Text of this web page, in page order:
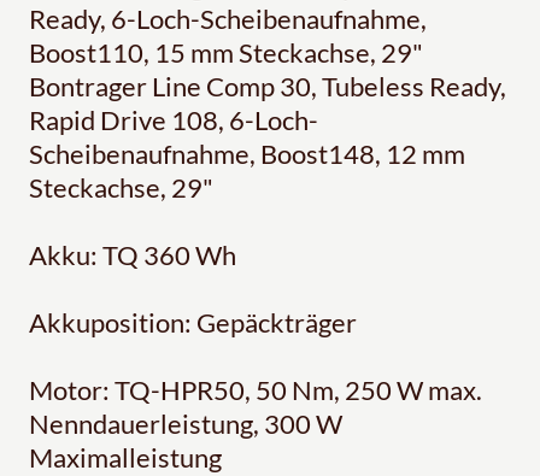
Ready, 6-Loch-Scheibenaufnahme,
Boost110, 15 mm Steckachse, 29"
Bontrager Line Comp 30, Tubeless Ready,
Rapid Drive 108, 6-Loch-
Scheibenaufnahme, Boost148, 12 mm
Steckachse, 29"
Akku: TQ 360 Wh
Akkuposition: Gepäckträger
Motor: TQ-HPR50, 50 Nm, 250 W max.
Nenndauerleistung, 300 W
Maximalleistung